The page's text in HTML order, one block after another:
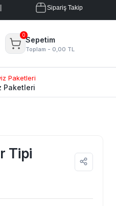
Sipariş Takip
0
Sepetim
Toplam - 0,00 TL
Paketleri
Tipi